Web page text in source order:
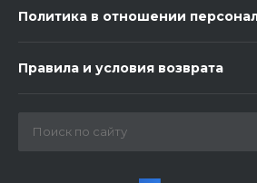
Политика в отношении
Правила и условия возврата